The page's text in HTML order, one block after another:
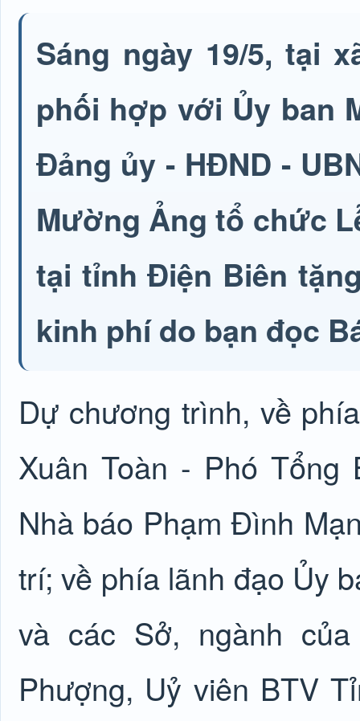
Sáng ngày 19/5, tại
phối hợp với Ủy ban
Đảng ủy - HĐND -
Mường Ảng tổ chức
tại tỉnh Điện Biên
kinh phí do bạn đọc
Dự chương trình, về
Xuân Toàn - Phó
Nhà báo Phạm Đình
trí; về phía lãnh đạo Ủy
và các Sở, ngành
Phượng, Uỷ viên BTV